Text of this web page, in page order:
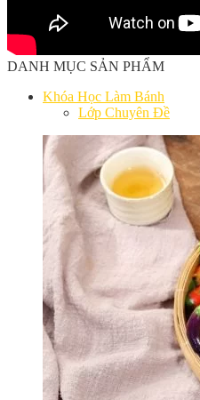
DANH MỤC SẢN PHẨM
Khóa Học Làm Bánh
Lớp Chuyên Đề